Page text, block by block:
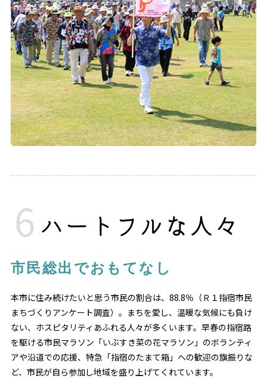
ハートフルな人々
市民総出でおもてなし
本市に住み続けたいと思う市民の割合は、88.8％（Ｒ１指宿市民
まちづくりアンケート調査）。まちを愛し、温暖な気候にも負け
ない、ホスピタリティあふれる人々が多くいます。早春の指宿路
を駆ける市民マラソン「いぶすき菜の花マラソン」のボランティ
アや沿道での応援、特急「指宿のたまて箱」への歓迎の旗振りな
ど、市民が自ら参加し地域を盛り上げてくれています。